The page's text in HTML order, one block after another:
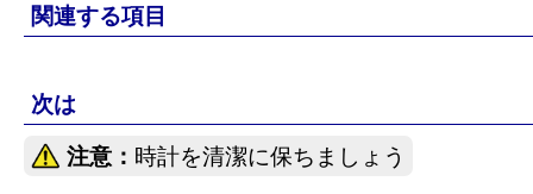
関連する項目
次は
注意： 時計を清潔に保ちましょう